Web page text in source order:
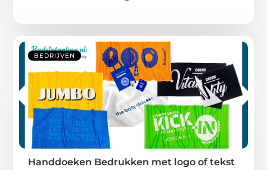
BEDRIJVEN
Handdoeken Bedrukken met logo of tekst